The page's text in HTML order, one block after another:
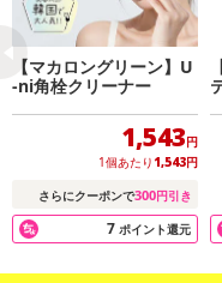
誘導体（アスコルビルグ
ビタミンC誘導体Wパワー
100倍浸透型ビタミンC（
のよごれや黒ずみを除去
またアルガンオイル、ヒ
をトータルサポート！
産まれたての赤ちゃんのよ
【マカロングリーン】U
-ni角栓クリーナー
1,543円
1個あたり 1,543円
さらにクーポンで300円引き
7 ポイント還元